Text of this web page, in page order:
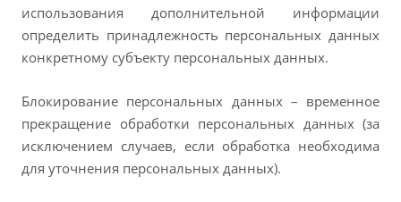
использования дополнительной информации
определить принадлежность персональных данных
конкретному субъекту персональных данных.
Блокирование персональных данных – временное
прекращение обработки персональных данных (за
исключением случаев, если обработка необходима
для уточнения персональных данных).